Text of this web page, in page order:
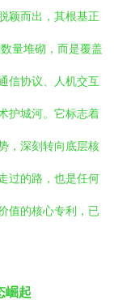
颖而出，其根基正
量堆砌，而是覆盖
信协议、人机交互
护城河。它标志着
，深刻转向底层核
过的路，也是任何
值的核心专利，已
崛起